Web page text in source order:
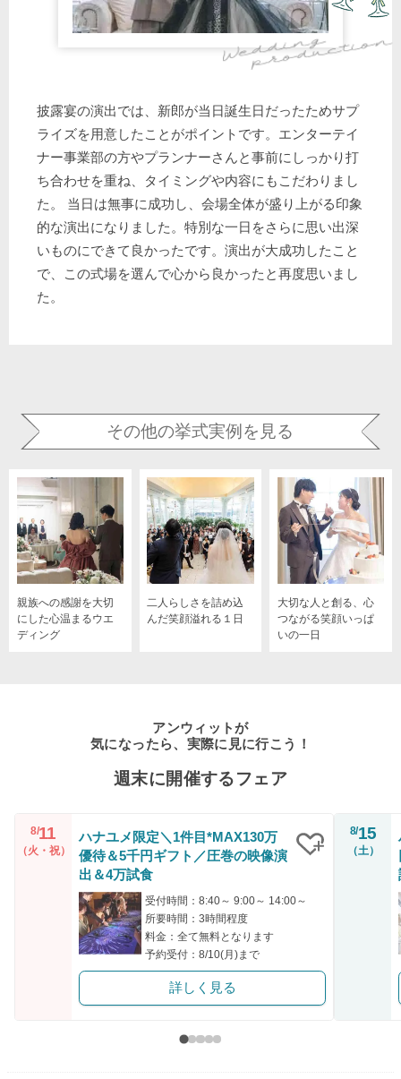
披露宴の演出では、新郎が当日誕生日だったためサプ
ライズを用意したことがポイントです。エンターテイ
ナー事業部の方やプランナーさんと事前にしっかり打
ち合わせを重ね、タイミングや内容にもこだわりまし
た。 当日は無事に成功し、会場全体が盛り上がる印象
的な演出になりました。特別な一日をさらに思い出深
いものにできて良かったです。演出が大成功したこと
で、この式場を選んで心から良かったと再度思いまし
た。
その他の挙式実例を見る
親族への感謝を大切
にした心温まるウエ
ディング
二人らしさを詰め込
んだ笑顔溢れる１日
大切な人と創る、心
つながる笑顔いっぱ
いの一日
アンウィットが
気になったら、実際に見に行こう！
週末に開催するフェア
8/11
（火・祝）
ハナユメ限定＼1件目*MAX130万
優待＆5千円ギフト／圧巻の映像演
出＆4万試食
受付時間：8:40～ 9:00～ 14:00～
所要時間：3時間程度
料金：全て無料となります
予約受付：8/10(月)まで
詳しく見る
8/15
（土）